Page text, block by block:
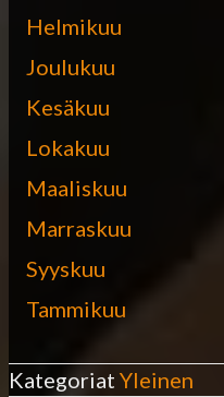
Helmikuu
Joulukuu
Kesäkuu
Lokakuu
Maaliskuu
Marraskuu
Syyskuu
Tammikuu
Kategoriat Yleinen